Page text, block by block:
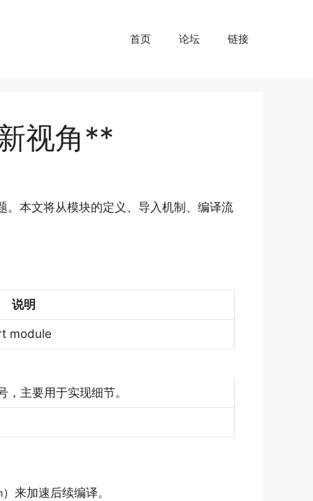
首页 论坛 链接
视角**
本文将从模块的定义、导入机制、编译流
说明
module
主要用于实现细节。
）来加速后续编译。